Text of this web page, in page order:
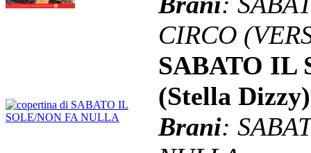
CIRCO
SABATO IL
(Stella
Brani: